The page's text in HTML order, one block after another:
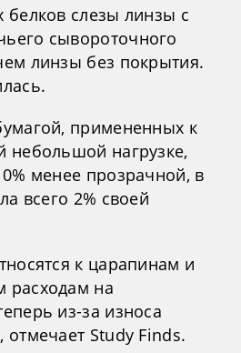
белков слезы линзы с
сывороточного
линзы без покрытия.
примененных к
небольшой нагрузке,
менее прозрачной, в
всего 2% своей
к царапинам и
расходам на
из-за износа
Study Finds.